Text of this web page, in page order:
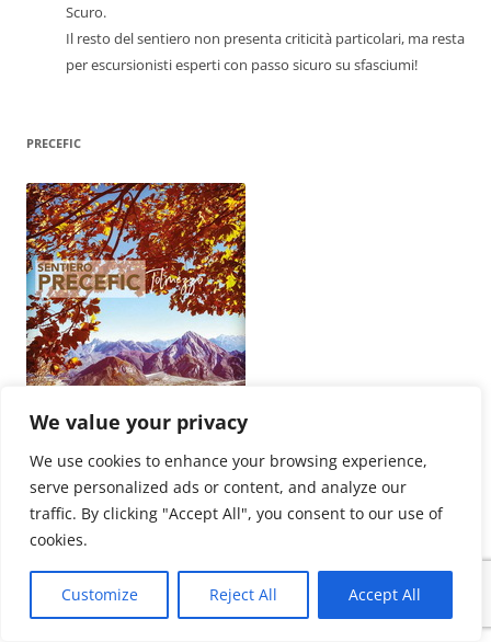
We value your privacy
We use cookies to enhance your browsing experience,
serve personalized ads or content, and analyze our
traffic. By clicking "Accept All", you consent to our use of
cookies.
Customize Reject All Accept All
Scuro.
Il resto del sentiero non presenta criticità particolari, ma resta
per escursionisti esperti con passo sicuro su sfasciumi!
PRECEFIC
Schede botaniche Precefic – pdf
Sentiero Rivoli Bianchi – pdf
Mini sito Precefic – Liceo Paschini